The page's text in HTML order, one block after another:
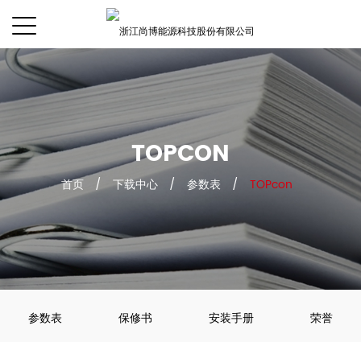
TOPCON
首页 / 下载中心 / 参数表 / TOPcon
参数表 保修书 安装手册 荣誉